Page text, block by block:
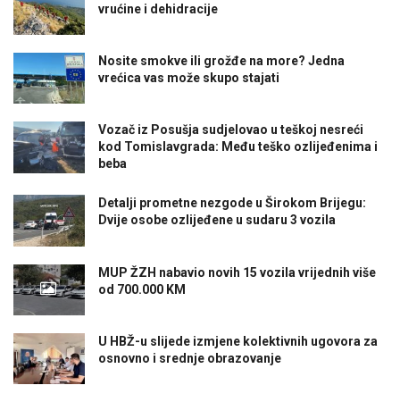
vrućine i dehidracije
Nosite smokve ili grožđe na more? Jedna
vrećica vas može skupo stajati
Vozač iz Posušja sudjelovao u teškoj nesreći
kod Tomislavgrada: Među teško ozlijeđenima i
beba
Detalji prometne nezgode u Širokom Brijegu:
Dvije osobe ozlijeđene u sudaru 3 vozila
MUP ŽZH nabavio novih 15 vozila vrijednih više
od 700.000 KM
U HBŽ-u slijede izmjene kolektivnih ugovora za
osnovno i srednje obrazovanje